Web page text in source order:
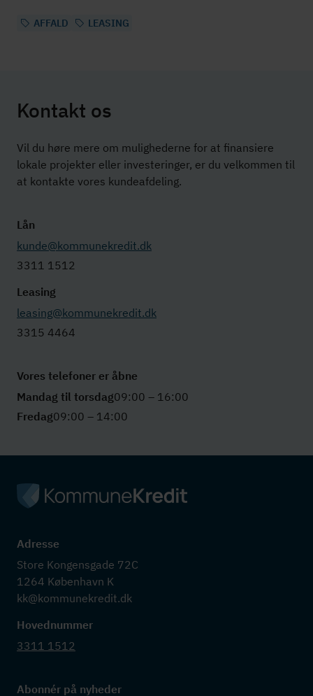
AFFALD LEASING
Kontakt os
Vil du høre mere om mulighederne for at finansiere
lokale projekter eller investeringer, er du velkommen til
at kontakte vores kundeafdeling.
Lån
kunde@kommunekredit.dk
3311 1512
Leasing
leasing@kommunekredit.dk
3315 4464
Vores telefoner er åbne
Mandag til torsdag09:00 – 16:00
Fredag09:00 – 14:00
Adresse
Store Kongensgade 72C
1264 København K
kk@kommunekredit.dk
Hovednummer
3311 1512
Abonnér på nyheder